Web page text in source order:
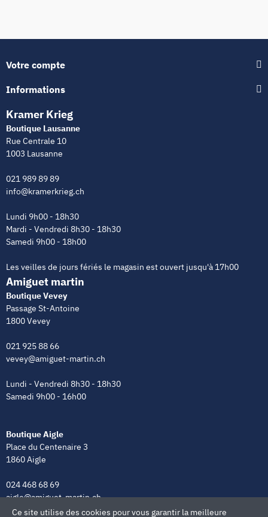
Votre compte
Informations
Kramer Krieg
Boutique Lausanne
Rue Centrale 10
1003 Lausanne
021 989 89 89
info@kramerkrieg.ch
Lundi 9h00 - 18h30
Mardi - Vendredi 8h30 - 18h30
Samedi 9h00 - 18h00
Les veilles de jours fériés le magasin est ouvert jusqu'à 17h00
Amiguet martin
Boutique Vevey
Passage St-Antoine
1800 Vevey
021 925 88 66
vevey@amiguet-martin.ch
Lundi - Vendredi 8h30 - 18h30
Samedi 9h00 - 16h00
Boutique Aigle
Place du Centenaire 3
1860 Aigle
024 468 68 69
aigle@amiguet-martin.ch
Ce site utilise des cookies pour vous garantir la meilleure